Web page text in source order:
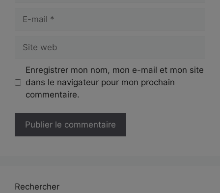
mail
web
Enregistrer mon nom, mon e-mail et mon site
dans le navigateur pour mon prochain
commentaire.
Rechercher